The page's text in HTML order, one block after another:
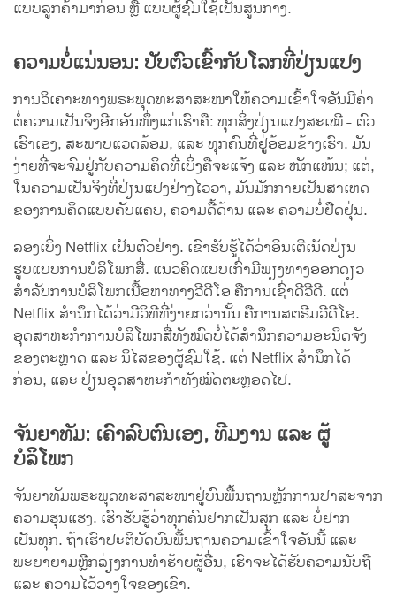
ແບບລູກຄ້າມາກ່ອນ ຫຼື ແບບຜູ້ຊົມໃຊ້ເປັນສູນກາງ.
ຄວາມບໍ່ແນ່ນອນ: ປັບຕົວເຂົ້າກັບໂລກທີ່ປ່ຽນແປງ
ການວິເຄາະທາງພຣະພຸດທະສາສະໜາໃຫ້ຄວາມເຂົ້າໃຈອັນມີຄ່າ
ຕໍ່ຄວາມເປັນຈິງອີກອັນໜຶ່ງແກ່ເຮົາຄື: ທຸກສິ່ງປ່ຽນແປງສະເໝີ - ຕົວ
ເຮົາເອງ, ສະພາບແວດລ້ອມ, ແລະ ທຸກຄົນທີ່ຢູ່ອ້ອມຂ້າງເຮົາ. ມັນ
ງ່າຍທີ່ຈະຈົມຢູ່ກັບຄວາມຄິດທີ່ເບິ່ງຄືຈະແຈ້ງ ແລະ ໜັກແໜ້ນ; ແຕ່,
ໃນຄວາມເປັນຈິງທີ່ປ່ຽນແປງຢ່າງໄວວາ, ມັນມັກກາຍເປັນສາເຫດ
ຂອງການຄິດແບບຄັບແຄບ, ຄວາມດື້ດ້ານ ແລະ ຄວາມບໍ່ຢືດຢຸ່ນ.
ລອງເບິ່ງ Netflix ເປັນຕົວຢ່າງ. ເຂົາຮັບຮູ້ໄດ້ວ່າອິນເຕີເນັດປ່ຽນ
ຮູບແບບການບໍລິໂພກສື່. ແນວຄິດແບບເກົ່າມີພຽງທາງອອກດຽວ
ສຳລັບການບໍລິໂພກເນື້ອຫາທາງວີດີໂອ ຄືການເຊົ່າດີວີດີ. ແຕ່
Netflix ສຳນຶກໄດ້ວ່າມີວິທີທີ່ງ່າຍກວ່ານັ້ນ ຄືການສຕຣີມວີດີໂອ.
ອຸດສາຫະກຳການບໍລິໂພກສື່ທັງໝົດບໍ່ໄດ້ສຳນຶກຄວາມອະນິດຈັງ
ຂອງຕະຫຼາດ ແລະ ນິໄສຂອງຜູ້ຊົມໃຊ້. ແຕ່ Netflix ສຳນຶກໄດ້
ກ່ອນ, ແລະ ປ່ຽນອຸດສາຫະກຳທັງໝົດຕະຫຼອດໄປ.
ຈັນຍາທັມ: ເຄົາລົບຕົນເອງ, ທີມງານ ແລະ ຜູ້
ບໍລິໂພກ
ຈັນຍາທັມພຣະພຸດທະສາສະໜາຢູ່ບົນພື້ນຖານຫຼັກການປາສະຈາກ
ຄວາມຮຸນແຮງ. ເຮົາຮັບຮູ້ວ່າທຸກຄົນຢາກເປັນສຸກ ແລະ ບໍ່ຢາກ
ເປັນທຸກ. ຖ້າເຮົາປະຕິບັດບົນພື້ນຖານຄວາມເຂົ້າໃຈອັນນີ້ ແລະ
ພະຍາຍາມຫຼີກລ່ຽງການທຳຮ້າຍຜູ້ອື່ນ, ເຮົາຈະໄດ້ຮັບຄວາມນັບຖື
ແລະ ຄວາມໄວ້ວາງໃຈຂອງເຂົາ.